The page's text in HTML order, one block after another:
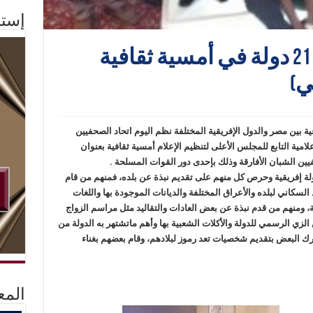
مصر تشارك إعلاميو 21 دولة في أمسية ثقافية
بين مصر والدول الإفريقية المختلفة نظم اليوم اتحاد الصحفيين
التابع للمجلس الأعلى لتنظيم الإعلام أمسية ثقافية بعنوان
الشبان الأفارقة وذلك بإحدى دور القوات المسلحة .
في الاحتفال صحفيون وإعلاميون من 21 دولة إفريقية وحرص كل منهم على تقديم نبذة عن بلده، فمنهم من قام
لبلده والأعراق المختلفة والديانات الموجودة بها واللغات
ومنهم من قدم نبذة عن بعض العادات والتقاليد مثل مراسم الزواج
الرسمي للدولة والأكلات الشعبية بها وأهم ماتشتهر به الدولة من
البعض بتقديم شخصيات تعد رموز لبلادهم، وقام بعضهم بغناء